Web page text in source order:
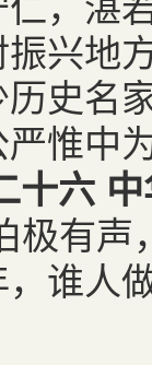
兴地
史名
惟中
十六
极有
谁人